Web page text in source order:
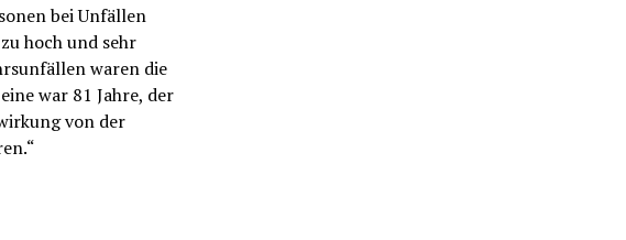
bei Unfällen
hoch und sehr
waren die
war 81 Jahre, der
von der